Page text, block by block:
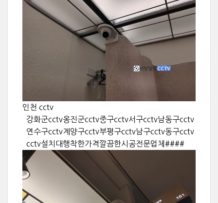
인천 cctv
강화군cctv옹진군cctv중구cctv서구cctv남동구cctv
연수구cctv계양구cctv부평구cctv남구cctv동구cctv
cctv설치대행착한가격깔끔한시공전문업체####